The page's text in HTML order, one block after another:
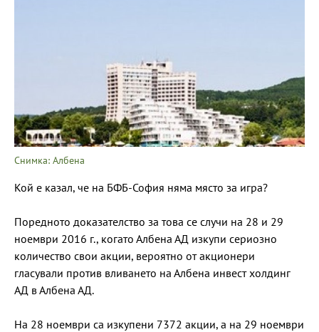
Снимка: Албена
Кой е казал, че на БФБ-София няма място за игра?
Поредното доказателство за това се случи на 28 и 29
ноември 2016 г., когато Албена АД изкупи сериозно
количество свои акции, вероятно от акционери
гласували против вливането на Албена инвест холдинг
АД в Албена АД.
На 28 ноември са изкупени 7372 акции, а на 29 ноември